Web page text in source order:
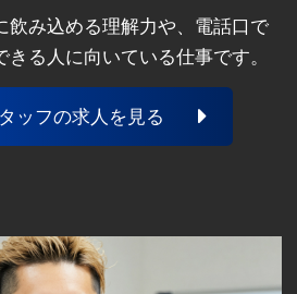
飲み込める理解力や、電話口で
る人に向いている仕事です。
ッフの求人を見る